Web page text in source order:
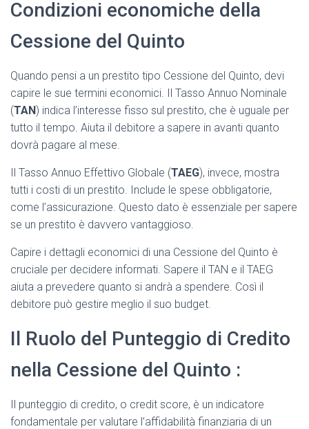
Condizioni economiche della
Cessione del Quinto
Quando pensi a un prestito tipo Cessione del Quinto, devi
capire le sue termini economici. Il Tasso Annuo Nominale
(TAN) indica l’interesse fisso sul prestito, che è uguale per
tutto il tempo. Aiuta il debitore a sapere in avanti quanto
dovrà pagare al mese.
Il Tasso Annuo Effettivo Globale (TAEG), invece, mostra
tutti i costi di un prestito. Include le spese obbligatorie,
come l’assicurazione. Questo dato è essenziale per sapere
se un prestito è davvero vantaggioso.
Capire i dettagli economici di una Cessione del Quinto è
cruciale per decidere informati. Sapere il TAN e il TAEG
aiuta a prevedere quanto si andrà a spendere. Così il
debitore può gestire meglio il suo budget.
Il Ruolo del Punteggio di Credito
nella Cessione del Quinto :
Il punteggio di credito, o credit score, è un indicatore
fondamentale per valutare l’affidabilità finanziaria di un